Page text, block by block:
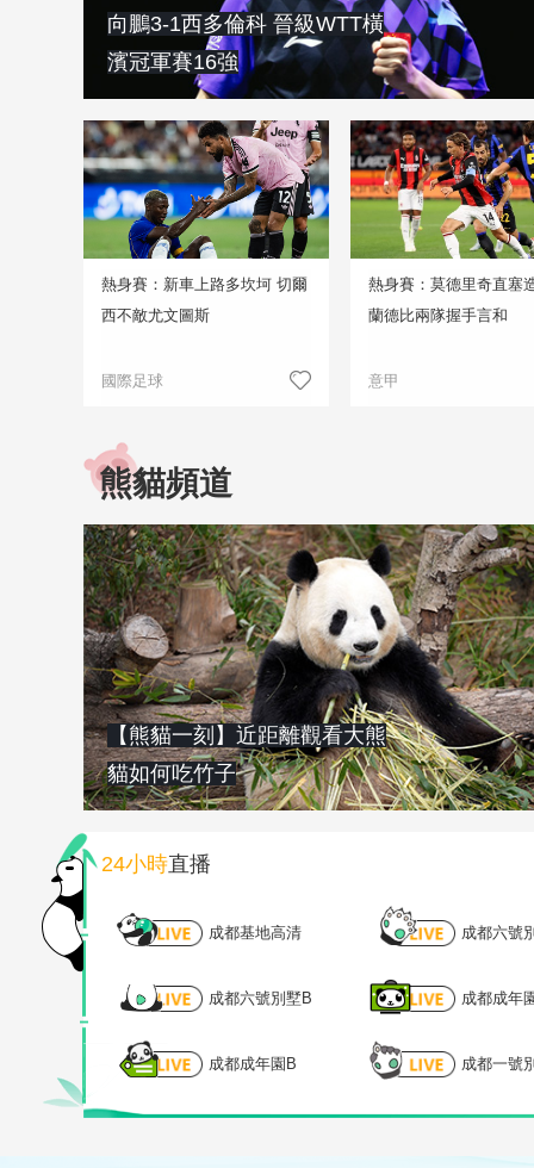
向鵬3-1西多倫科 晉級WTT橫
濱冠軍賽16強
熱身賽：新車上路多坎坷 切爾
西不敵尤文圖斯
國際足球
熱身賽：莫德里奇直塞
蘭德比兩隊握手言和
意甲
熊貓頻道
【熊貓一刻】近距離觀看大熊
貓如何吃竹子
24小時直播
成都基地高清 成都六號
成都六號別墅B 成都成年
成都成年園B 成都一號